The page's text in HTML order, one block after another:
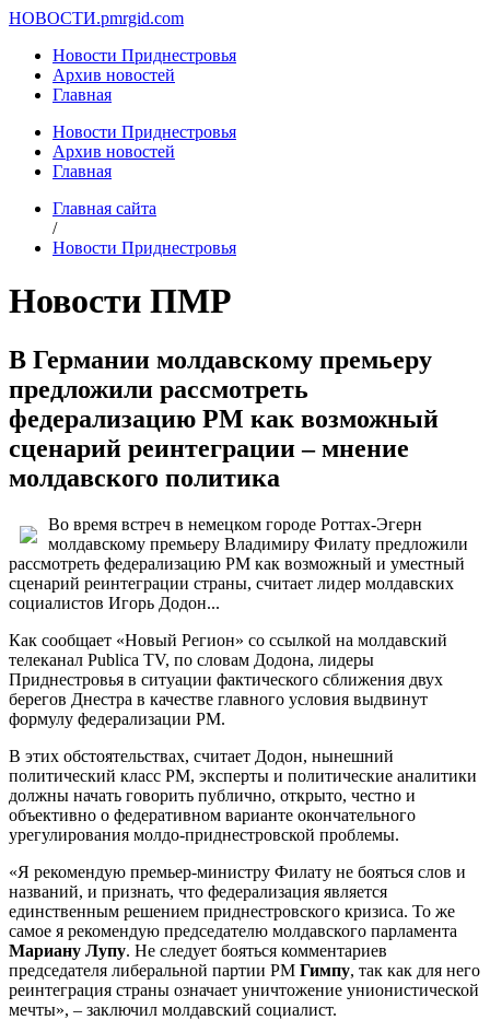
НОВОСТИ.pmrgid.com
Новости Приднестровья
Архив новостей
Главная
Новости Приднестровья
Архив новостей
Главная
Главная сайта
/
Новости Приднестровья
Новости ПМР
В Германии молдавскому премьеру
предложили рассмотреть
федерализацию РМ как возможный
сценарий реинтеграции – мнение
молдавского политика
Во время встреч в немецком городе Роттах-Эгерн
молдавскому премьеру Владимиру Филату предложили
рассмотреть федерализацию РМ как возможный и уместный
сценарий реинтеграции страны, считает лидер молдавских
социалистов Игорь Додон...
Как сообщает «Новый Регион» со ссылкой на молдавский
телеканал Publica TV, по словам Додона, лидеры
Приднестровья в ситуации фактического сближения двух
берегов Днестра в качестве главного условия выдвинут
формулу федерализации РМ.
В этих обстоятельствах, считает Додон, нынешний
политический класс РМ, эксперты и политические аналитики
должны начать говорить публично, открыто, честно и
объективно о федеративном варианте окончательного
урегулирования молдо-приднестровской проблемы.
«Я рекомендую премьер-министру Филату не бояться слов и
названий, и признать, что федерализация является
единственным решением приднестровского кризиса. То же
самое я рекомендую председателю молдавского парламента
Мариану Лупу. Не следует бояться комментариев
председателя либеральной партии РМ Гимпу, так как для него
реинтеграция страны означает уничтожение унионистической
мечты», – заключил молдавский социалист.